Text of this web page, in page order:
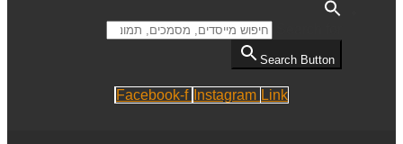
Search Button
Facebook-f Instagram Link